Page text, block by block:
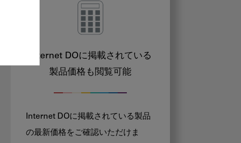
Internet DOに掲載されている
製品価格も閲覧可能
Internet DOに掲載されている製品
の最新価格をご確認いただけま